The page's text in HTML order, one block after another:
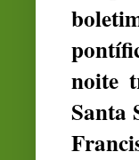
noite
Santa